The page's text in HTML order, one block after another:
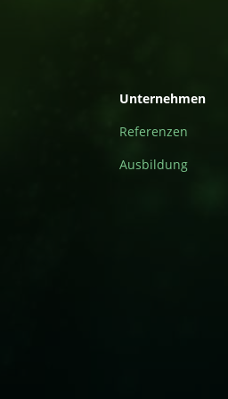
Unternehmen
Referenzen
Ausbildung